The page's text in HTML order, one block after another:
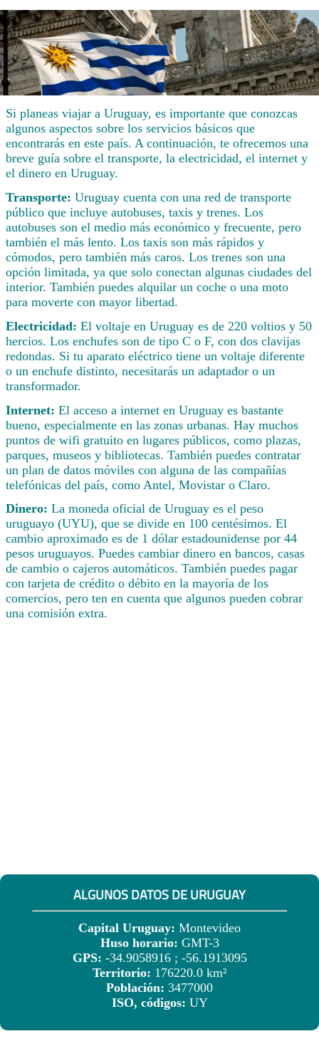
Si planeas viajar a Uruguay, es importante que conozcas
algunos aspectos sobre los servicios básicos que
encontrarás en este país. A continuación, te ofrecemos una
breve guía sobre el transporte, la electricidad, el internet y
el dinero en Uruguay.
Transporte: Uruguay cuenta con una red de transporte
público que incluye autobuses, taxis y trenes. Los
autobuses son el medio más económico y frecuente, pero
también el más lento. Los taxis son más rápidos y
cómodos, pero también más caros. Los trenes son una
opción limitada, ya que solo conectan algunas ciudades del
interior. También puedes alquilar un coche o una moto
para moverte con mayor libertad.
Electricidad: El voltaje en Uruguay es de 220 voltios y 50
hercios. Los enchufes son de tipo C o F, con dos clavijas
redondas. Si tu aparato eléctrico tiene un voltaje diferente
o un enchufe distinto, necesitarás un adaptador o un
transformador.
Internet: El acceso a internet en Uruguay es bastante
bueno, especialmente en las zonas urbanas. Hay muchos
puntos de wifi gratuito en lugares públicos, como plazas,
parques, museos y bibliotecas. También puedes contratar
un plan de datos móviles con alguna de las compañías
telefónicas del país, como Antel, Movistar o Claro.
Dinero: La moneda oficial de Uruguay es el peso
uruguayo (UYU), que se divide en 100 centésimos. El
cambio aproximado es de 1 dólar estadounidense por 44
pesos uruguayos. Puedes cambiar dinero en bancos, casas
de cambio o cajeros automáticos. También puedes pagar
con tarjeta de crédito o débito en la mayoría de los
comercios, pero ten en cuenta que algunos pueden cobrar
una comisión extra.
ALGUNOS DATOS DE URUGUAY
Capital Uruguay: Montevideo
Huso horario: GMT-3
GPS: -34.9058916 ; -56.1913095
Territorio: 176220.0 km²
Población: 3477000
ISO, códigos: UY